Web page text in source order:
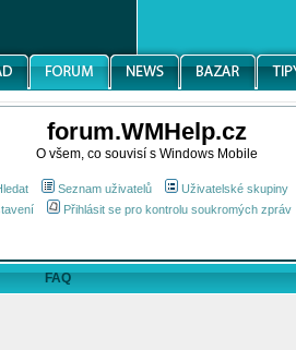
forum.WMHelp.cz
O všem, co souvisí s Windows Mobile
Seznam uživatelů Uživatelské skupiny
Přihlásit se pro kontrolu soukromých zpráv
FAQ